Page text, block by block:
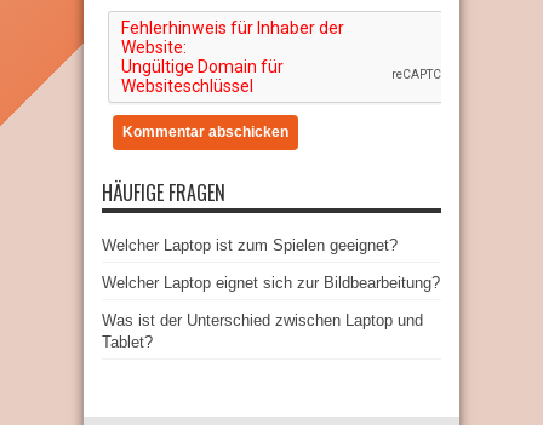
HÄUFIGE FRAGEN
Welcher Laptop ist zum Spielen geeignet?
Welcher Laptop eignet sich zur Bildbearbeitung?
Was ist der Unterschied zwischen Laptop und
Tablet?